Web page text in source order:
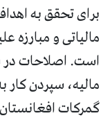
برای تحقق به
مالیاتی و مبارزه
است. اصلاحات
مالیه، سپردن